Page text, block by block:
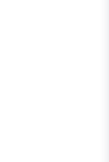
Power-to-X-anlæg og cirkulær